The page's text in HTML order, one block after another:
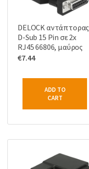
DELOCK αντάπτορας
D-Sub 15 Pin σε 2x
RJ45 66806, μαύρος
€7.44
ADD TO
CART